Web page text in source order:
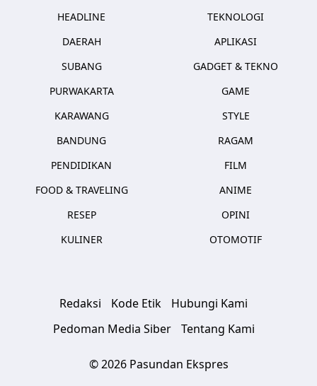
HEADLINE
DAERAH
SUBANG
PURWAKARTA
KARAWANG
BANDUNG
PENDIDIKAN
FOOD & TRAVELING
RESEP
KULINER
TEKNOLOGI
APLIKASI
GADGET & TEKNO
GAME
STYLE
RAGAM
FILM
ANIME
OPINI
OTOMOTIF
Redaksi Kode Etik
Hubungi Kami
Pedoman Media Siber
Tentang Kami
© 2026 Pasundan Ekspres